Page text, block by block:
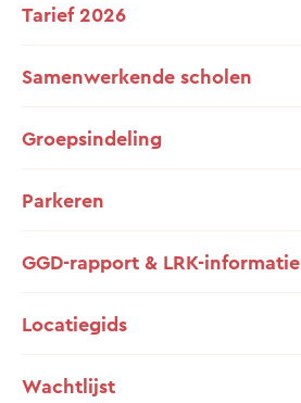
Tarief 2026
Samenwerkende scholen
Groepsindeling
Parkeren
GGD-rapport & LRK-informatie
Locatiegids
Wachtlijst